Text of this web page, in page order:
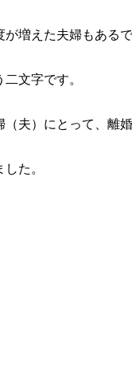
増えた夫婦もあるで
文字です。
夫）にとって、離
た。